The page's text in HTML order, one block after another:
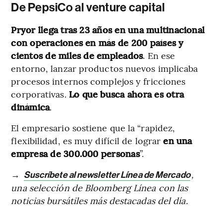
De PepsiCo al venture capital
Pryor llega tras 23 años en una multinacional
con operaciones en más de 200 países y
cientos de miles de empleados. En ese
entorno, lanzar productos nuevos implicaba
procesos internos complejos y fricciones
corporativas. Lo que busca ahora es otra
dinámica.
El empresario sostiene que la “rapidez,
flexibilidad, es muy difícil de lograren una
empresa de 300.000 personas”.
→ Suscríbete al newsletter Línea de Mercado,
una selección de Bloomberg Línea con las
noticias bursátiles más destacadas del día.